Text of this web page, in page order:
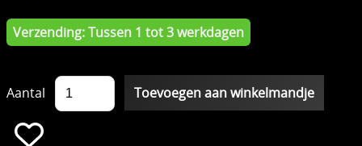
Verzending: Tussen 1 tot 3 werkdagen
Aantal